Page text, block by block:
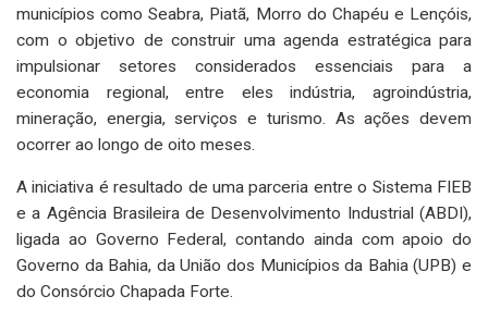
municípios como Seabra, Piatã, Morro do Chapéu e Lençóis,
com o objetivo de construir uma agenda estratégica para
impulsionar setores considerados essenciais para a
economia regional, entre eles indústria, agroindústria,
mineração, energia, serviços e turismo. As ações devem
ocorrer ao longo de oito meses.
A iniciativa é resultado de uma parceria entre o Sistema FIEB
e a Agência Brasileira de Desenvolvimento Industrial (ABDI),
ligada ao Governo Federal, contando ainda com apoio do
Governo da Bahia, da União dos Municípios da Bahia (UPB) e
do Consórcio Chapada Forte.